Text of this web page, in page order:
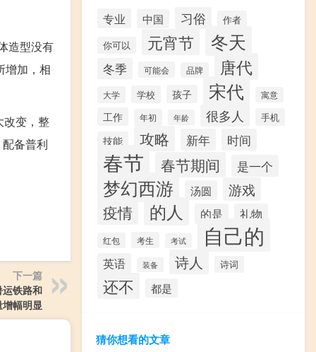
造型没有
增加，相
改变，整
备普利
下一篇
铁路和
幅明显
专业 中国 习俗 作者
你可以 元宵节 冬天
冬季 可能会 品牌 唐代
大学 学校 孩子 宋代 寓意
工作 年初 年龄 很多人 手机
技能 攻略 新年 时间
春节 春节期间 是一个
梦幻西游 汤圆 游戏
疫情 的人 的是 礼物
红包 考生 考试 自己的
英语 装备 诗人 诗词
还不 都是
猜你想看的文章